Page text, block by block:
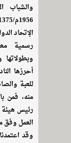
والشباب
رسمية
أحرزها
للعبة
منه، فمن
رئيس هيئة
العمل وفق
وقد